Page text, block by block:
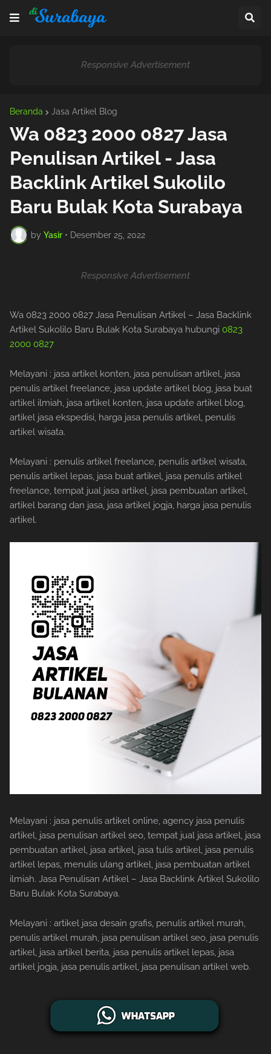
Responsive Advertisement
Beranda Jasa Artikel Blog
Wa 0823 2000 0827 Jasa
Penulisan Artikel - Jasa
Backlink Artikel Sukolilo
Baru Bulak Kota Surabaya
by Yasir • Desember 25, 2022
Responsive Advertisement
Wa 0823 2000 0827 Jasa Penulisan Artikel – Jasa Backlink
Artikel Sukolilo Baru Bulak Kota Surabaya hubungi 0823
2000 0827
Melayani : jasa artikel konten, jasa penulisan artikel, jasa
penulis artikel freelance, jasa update artikel blog, jasa buat
artikel ilmiah, jasa artikel konten, jasa update artikel blog,
artikel jasa ekspedisi, harga jasa penulis artikel, penulis
artikel wisata.
Melayani : penulis artikel freelance, penulis artikel wisata,
penulis artikel lepas, jasa buat artikel, jasa penulis artikel
freelance, tempat jual jasa artikel, jasa pembuatan artikel,
artikel barang dan jasa, jasa artikel jogja, harga jasa penulis
artikel.
Melayani : jasa penulis artikel online, agency jasa penulis
artikel, jasa penulisan artikel seo, tempat jual jasa artikel, jasa
pembuatan artikel, jasa artikel, jasa tulis artikel, jasa penulis
artikel lepas, menulis ulang artikel, jasa pembuatan artikel
ilmiah. Jasa Penulisan Artikel – Jasa Backlink Artikel Sukolilo
Baru Bulak Kota Surabaya.
Melayani : artikel jasa desain grafis, penulis artikel murah,
penulis artikel murah, jasa penulisan artikel seo, jasa penulis
artikel, jasa artikel berita, jasa penulis artikel lepas, jasa
artikel jogja, jasa penulis artikel, jasa penulisan artikel web.